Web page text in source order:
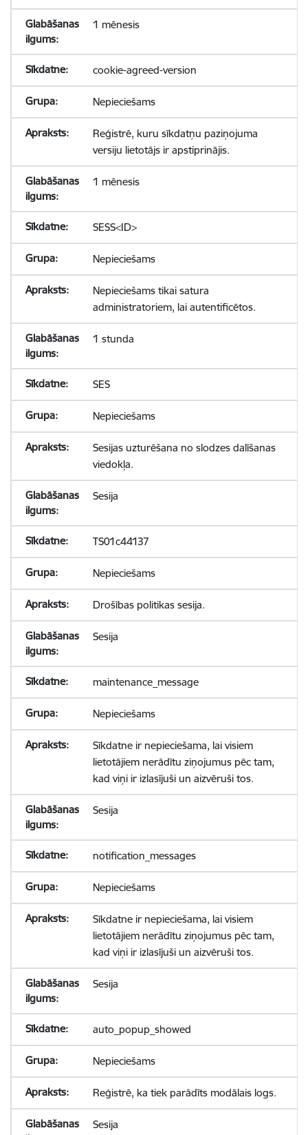
1 mēnesis
cookie-agreed-version
Nepieciešams
Reģistrē, kuru sīkdatņu paziņojuma
versiju lietotājs ir apstiprinājis.
1 mēnesis
SESS<ID>
Nepieciešams
Nepieciešams tikai satura
administratoriem, lai autentificētos.
1 stunda
SES
Nepieciešams
Sesijas uzturēšana no slodzes dalīšanas
viedokļa.
Sesija
TS01c44137
Nepieciešams
Drošības politikas sesija.
Sesija
maintenance_message
Nepieciešams
Sīkdatne ir nepieciešama, lai visiem
lietotājiem nerādītu ziņojumus pēc tam,
kad viņi ir izlasījuši un aizvēruši tos.
Sesija
notification_messages
Nepieciešams
Sīkdatne ir nepieciešama, lai visiem
lietotājiem nerādītu ziņojumus pēc tam,
kad viņi ir izlasījuši un aizvēruši tos.
Sesija
auto_popup_showed
Nepieciešams
Reģistrē, ka tiek parādīts modālais logs.
Sesija